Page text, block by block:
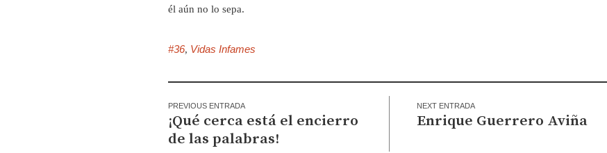
él aún no lo sepa.
#36, Vidas Infames
PREVIOUS ENTRADA
¡Qué cerca está el encierro
de las palabras!
NEXT ENTRADA
Enrique Guerrero Aviña